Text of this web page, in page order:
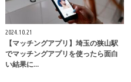
2024.10.21
【マッチングアプリ】埼玉の狭山駅
でマッチングアプリを使ったら面白
い結果に…